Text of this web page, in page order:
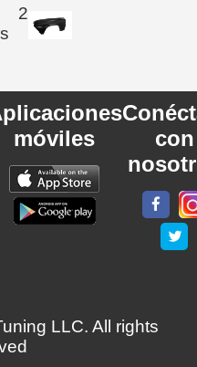
2
móviles
con
LLC. All rights